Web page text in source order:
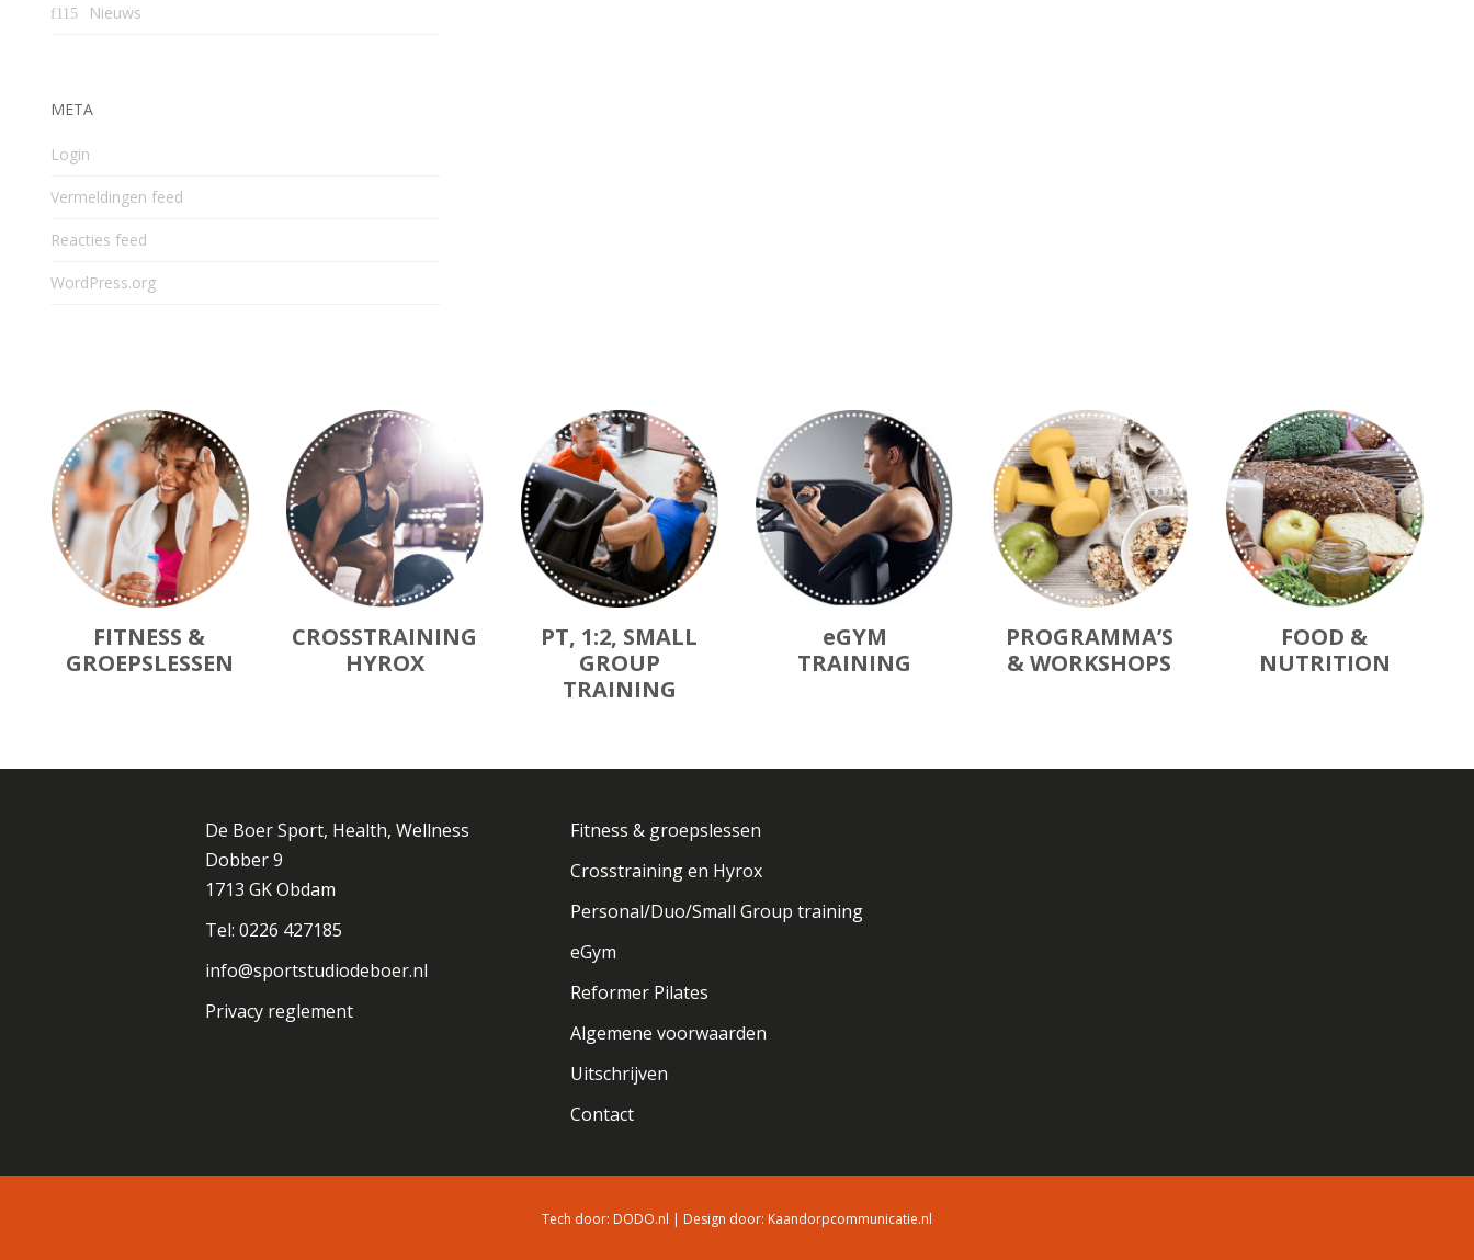
Nieuws
META
Login
Vermeldingen feed
Reacties feed
WordPress.org
FITNESS &
GROEPSLESSEN
CROSSTRAINING
HYROX
PT, 1:2, SMALL
GROUP
TRAINING
eGYM
TRAINING
PROGRAMMA’S
& WORKSHOPS
FOOD &
NUTRITION
De Boer Sport, Health, Wellness
Dobber 9
1713 GK Obdam
Tel: 0226 427185
info@sportstudiodeboer.nl
Privacy reglement
Fitness & groepslessen
Crosstraining en Hyrox
Personal/Duo/Small Group training
eGym
Reformer Pilates
Algemene voorwaarden
Uitschrijven
Contact
Tech door: DODO.nl | Design door: Kaandorpcommunicatie.nl